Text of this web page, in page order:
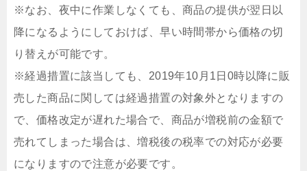
※なお、夜中に作業しなくても、商品の提供が翌日以
降になるようにしておけば、早い時間帯から価格の切
り替えが可能です。
※経過措置に該当しても、2019年10月1日0時以降に販
売した商品に関しては経過措置の対象外となりますの
で、価格改定が遅れた場合で、商品が増税前の金額で
売れてしまった場合は、増税後の税率での対応が必要
になりますので注意が必要です。